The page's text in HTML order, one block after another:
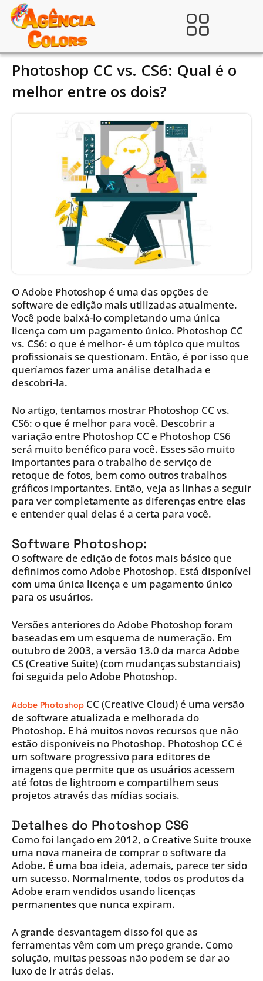
para
conteúdo
Verificada por
Photoshop CC vs. CS6: Qual é o
melhor entre os dois?
O Adobe Photoshop é uma das opções de
software de edição mais utilizadas atualmente.
Você pode baixá-lo completando uma única
licença com um pagamento único. Photoshop CC
vs. CS6: o que é melhor- é um tópico que muitos
profissionais se questionam. Então, é por isso que
queríamos fazer uma análise detalhada e
descobri-la.
No artigo, tentamos mostrar Photoshop CC vs.
CS6: o que é melhor para você. Descobrir a
variação entre Photoshop CC e Photoshop CS6
será muito benéfico para você. Esses são muito
importantes para o trabalho de serviço de
retoque de fotos, bem como outros trabalhos
gráficos importantes. Então, veja as linhas a seguir
para ver completamente as diferenças entre elas
e entender qual delas é a certa para você.
Software Photoshop:
O software de edição de fotos mais básico que
definimos como Adobe Photoshop. Está disponível
com uma única licença e um pagamento único
para os usuários.
Versões anteriores do Adobe Photoshop foram
baseadas em um esquema de numeração. Em
outubro de 2003, a versão 13.0 da marca Adobe
CS (Creative Suite) (com mudanças substanciais)
foi seguida pelo Adobe Photoshop.
Adobe Photoshop CC (Creative Cloud) é uma versão
de software atualizada e melhorada do
Photoshop. E há muitos novos recursos que não
estão disponíveis no Photoshop. Photoshop CC é
um software progressivo para editores de
imagens que permite que os usuários acessem
até fotos de lightroom e compartilhem seus
projetos através das mídias sociais.
Detalhes do Photoshop CS6
Como foi lançado em 2012, o Creative Suite trouxe
uma nova maneira de comprar o software da
Adobe. É uma boa ideia, ademais, parece ter sido
um sucesso. Normalmente, todos os produtos da
Adobe eram vendidos usando licenças
permanentes que nunca expiram.
A grande desvantagem disso foi que as
ferramentas vêm com um preço grande. Como
solução, muitas pessoas não podem se dar ao
luxo de ir atrás delas.